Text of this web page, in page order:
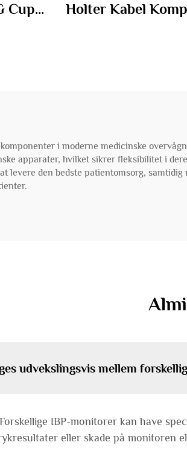
Cup
Holter Kabel
i moderne medicinske
apparater, hvilket sikrer fleksibilitet i
levere den bedste patientomsorg,
udvekslingsvis mellem
IBP-monitorer kan have
eller skade på monitoren